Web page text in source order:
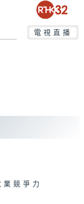
電視直播
競爭力